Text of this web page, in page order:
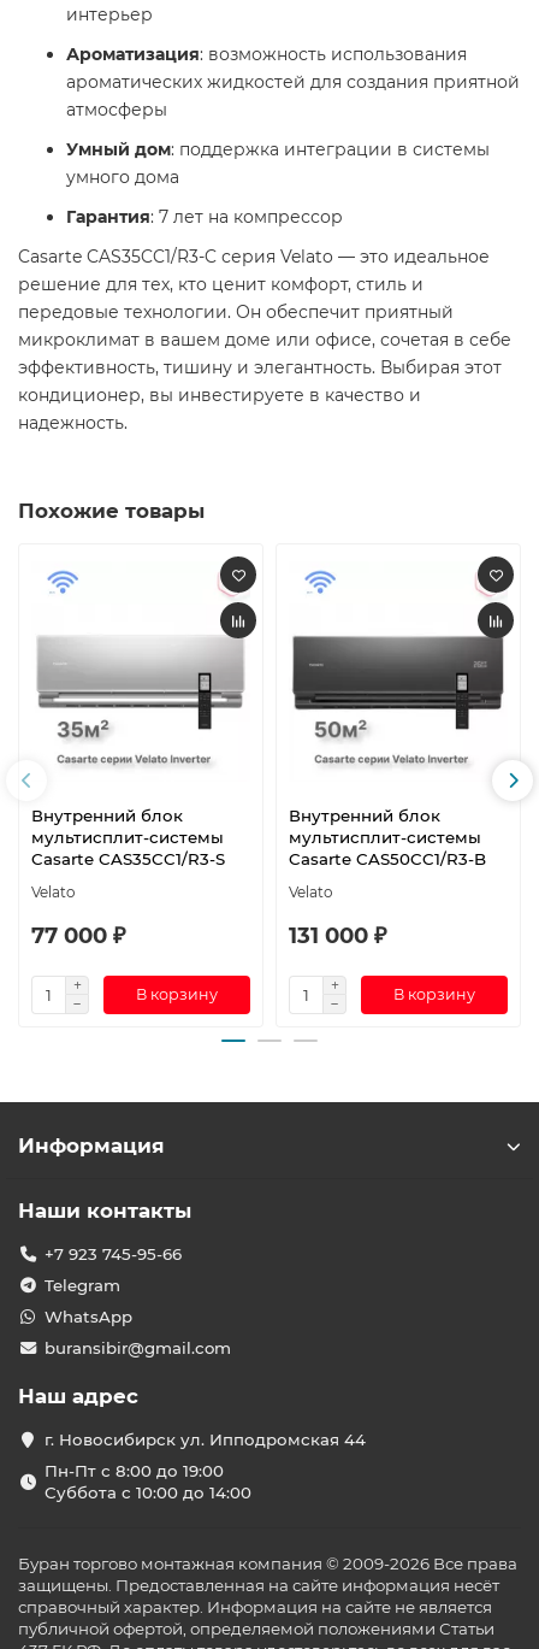
интерьер
Ароматизация: возможность использования
ароматических жидкостей для создания приятной
атмосферы
Умный дом: поддержка интеграции в системы
умного дома
Гарантия: 7 лет на компрессор
Casarte CAS35CC1/R3-C серия Velato — это идеальное
решение для тех, кто ценит комфорт, стиль и
передовые технологии. Он обеспечит приятный
микроклимат в вашем доме или офисе, сочетая в себе
эффективность, тишину и элегантность. Выбирая этот
кондиционер, вы инвестируете в качество и
надежность.
Похожие товары
Внутренний блок
мультисплит-системы
Casarte CAS35CC1/R3-S
Velato
77 000 ₽
В корзину
Внутренний блок
мультисплит-системы
Casarte CAS50CC1/R3-B
Velato
131 000 ₽
В корзину
Информация
Наши контакты
+7 923 745-95-66
Telegram
WhatsApp
buransibir@gmail.com
Наш адрес
г. Новосибирск ул. Ипподромская 44
Пн-Пт с 8:00 до 19:00
Суббота с 10:00 до 14:00
Буран торгово монтажная компания © 2009-2026 Все права
защищены. Предоставленная на сайте информация несёт
справочный характер. Информация на сайте не является
публичной офертой, определяемой положениями Статьи